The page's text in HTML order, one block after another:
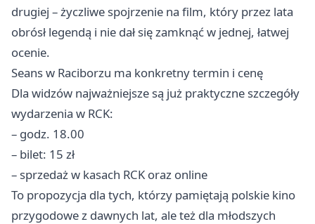
drugiej – życzliwe spojrzenie na film, który przez lata
obrósł legendą i nie dał się zamknąć w jednej, łatwej
ocenie.
Seans w Raciborzu ma konkretny termin i cenę
Dla widzów najważniejsze są już praktyczne szczegóły
wydarzenia w RCK:
– godz. 18.00
– bilet: 15 zł
– sprzedaż w kasach RCK oraz online
To propozycja dla tych, którzy pamiętają polskie kino
przygodowe z dawnych lat, ale też dla młodszych